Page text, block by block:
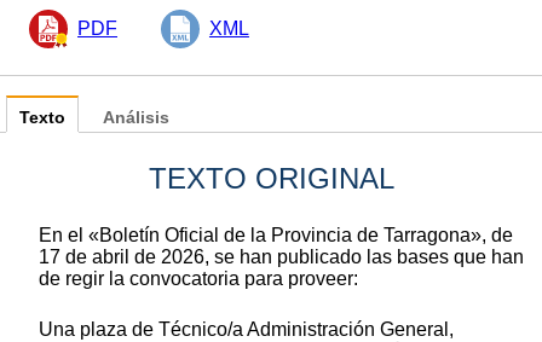
PDF XML
Texto
TEXTO ORIGINAL
En el «Boletín Oficial de la Provincia de Tarragona», de
17 de abril de 2026, se han publicado las bases que han
de regir la convocatoria para proveer:
Una plaza de Técnico/a Administración General,
Análisis